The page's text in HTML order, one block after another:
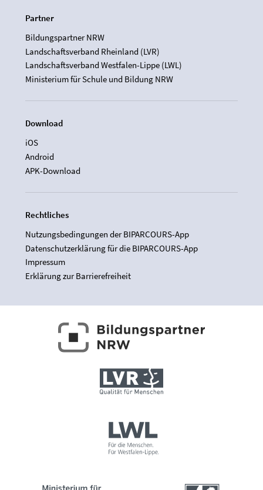
Partner
Bildungspartner NRW
Landschaftsverband Rheinland (LVR)
Landschaftsverband Westfalen-Lippe (LWL)
Ministerium für Schule und Bildung NRW
Download
iOS
Android
APK-Download
Rechtliches
Nutzungsbedingungen der BIPARCOURS-App
Datenschutzerklärung für die BIPARCOURS-App
Impressum
Erklärung zur Barrierefreiheit